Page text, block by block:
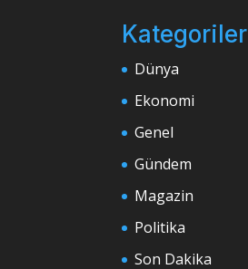
Kategoriler
Dünya
Ekonomi
Genel
Gündem
Magazin
Politika
Son Dakika